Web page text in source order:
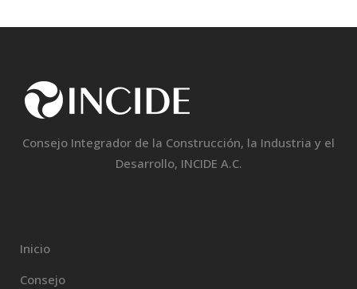
Consejo Integrador de la Construcción, la Industria y el
Desarrollo, INCIDE A.C.
Inicio
Consejo